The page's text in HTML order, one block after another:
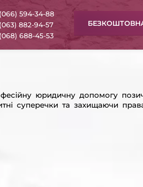
594-34-88
882-94-57
688-45-53
юридичну допомогу
суперечки та захищаючи права